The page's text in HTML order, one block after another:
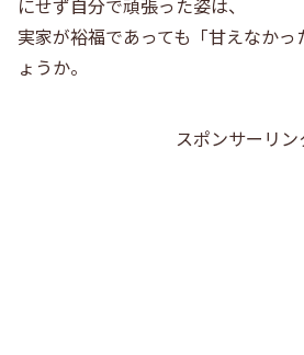
実家が裕福であっても「甘えなか
ょうか。
スポンサーリン